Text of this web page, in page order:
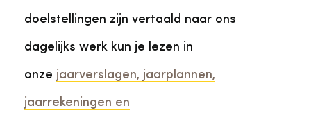
doelstellingen zijn vertaald naar ons
dagelijks werk kun je lezen in
onze jaarverslagen, jaarplannen,
jaarrekeningen en